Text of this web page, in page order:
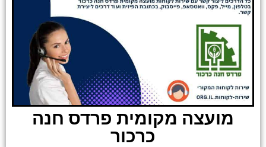
מועצה מקומית פרדס חנה
כרכור